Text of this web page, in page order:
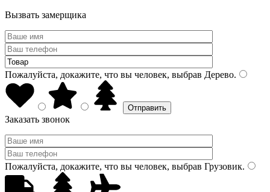
Вызвать замерщика
Пожалуйста, докажите, что вы человек, выбрав Дерево.
Заказать звонок
Пожалуйста, докажите, что вы человек, выбрав Грузовик.